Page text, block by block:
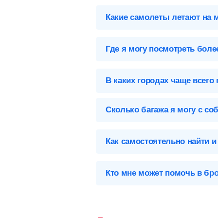
Оренбург (REN), Россия
Оренбург-REN
Какие самолеты летают на
Где я могу посмотреть
В каких городах чаще всего
Сколько багажа я могу с
Как самостоятельно найти
—
Кто мне может помочь в